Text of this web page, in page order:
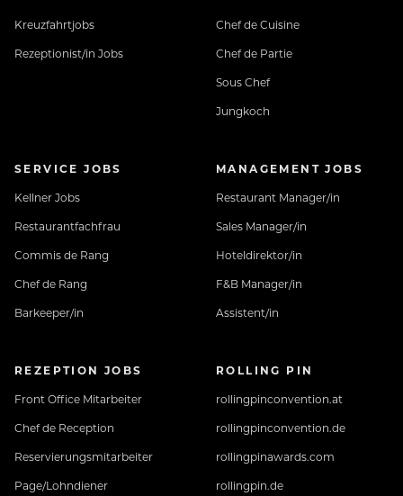
Kreuzfahrtjobs
Rezeptionist/in Jobs
Chef de Cuisine
Chef de Partie
Sous Chef
Jungkoch
SERVICE JOBS
Kellner Jobs
Restaurantfachfrau
Commis de Rang
Chef de Rang
Barkeeper/in
MANAGEMENT JOBS
Restaurant Manager/in
Sales Manager/in
Hoteldirektor/in
F&B Manager/in
Assistent/in
REZEPTION JOBS
Front Office Mitarbeiter
Chef de Reception
Reservierungsmitarbeiter
Page/Lohndiener
ROLLING PIN
rollingpinconvention.at
rollingpinconvention.de
rollingpinawards.com
rollingpin.de